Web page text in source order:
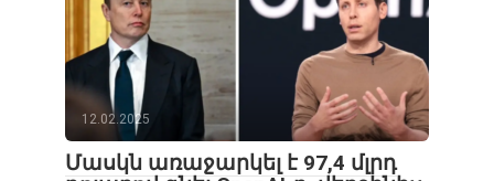
12.02.2025
Մասկն առաջարկել է 97,4 մլրդ